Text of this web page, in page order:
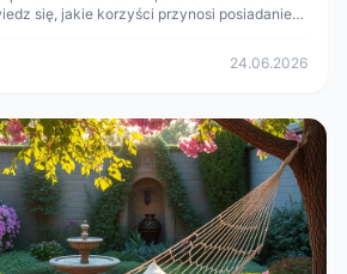
się, jakie korzyści przynosi posiadanie
24.06.2026